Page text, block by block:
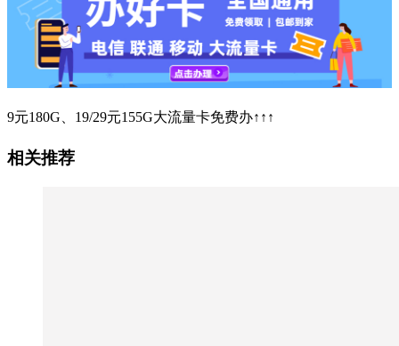
9元180G、19/29元155G大流量卡免费办↑↑↑
相关推荐